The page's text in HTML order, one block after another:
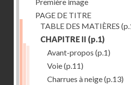
PAGE DE TITRE
TABLE DES MATIÈRES
CHAPITRE II (p.1)
Avant-propos (p.1)
Voie(p.11)
Charrues à neige(p.13)